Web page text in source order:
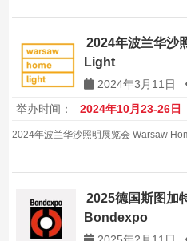
2024年波兰华沙
Light
2024年3月11日
举办时间：
2024年10月23-26日
2024年波兰华沙照明展览会 Warsaw
2025德国斯图加
Bondexpo